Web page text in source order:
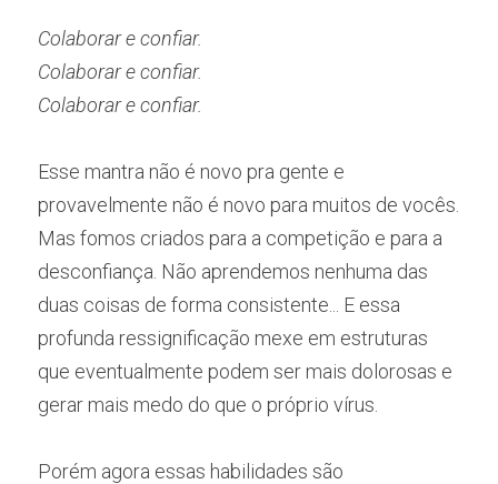
Colaborar e confiar.
Colaborar e confiar.
Colaborar e confiar.
Esse mantra não é novo pra gente e
provavelmente não é novo para muitos de vocês.
Mas fomos criados para a competição e para a
desconfiança. Não aprendemos nenhuma das
duas coisas de forma consistente... E essa
profunda ressignificação mexe em estruturas
que eventualmente podem ser mais dolorosas e
gerar mais medo do que o próprio vírus.
Porém agora essas habilidades são